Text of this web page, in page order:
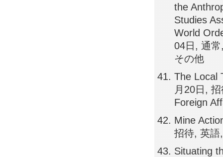
the
Studies
World
04日, 通
その他
The Local
月20日,
Foreign
Mine
招待, 英語
Situating